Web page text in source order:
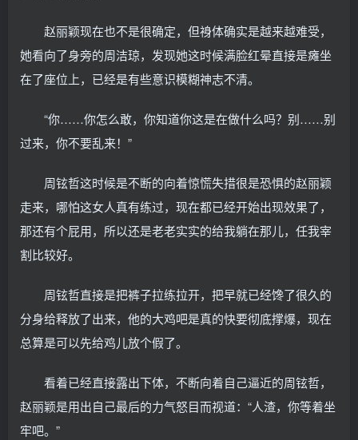
赵丽颖现在也不是很确定，但裑体确实是越来越难受，
她看向了身旁的周洁琼，发现她这时候满脸红晕直接是瘫坐
在了座位上，已经是有些意识模糊神志不清。
“你……你怎么敢，你知道你这是在做什么吗？别……别
过来，你不要乱来！”
周铉哲这时候是不断的向着惊慌失措很是恐惧的赵丽颖
走来，哪怕这女人真有练过，现在都已经开始出现效果了，
那还有个屁用，所以还是老老实实的给我躺在那儿，任我宰
割比较好。
周铉哲直接是把裤子拉练拉开，把早就已经馋了很久的
分身给释放了出来，他的大鸡吧是真的快要彻底撑爆，现在
总算是可以先给鸡儿放个假了。
看着已经直接露出下体，不断向着自己逼近的周铉哲，
赵丽颖是用出自己最后的力气怒目而视道：“人渣，你等着坐
牢吧。”